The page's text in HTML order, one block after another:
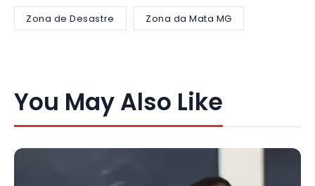
Zona de Desastre Zona da Mata MG
You May Also Like